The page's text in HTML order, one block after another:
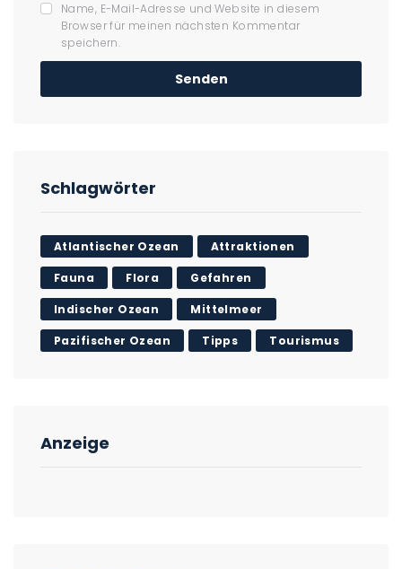
Name, E-Mail-Adresse und Website in diesem
Browser für meinen nächsten Kommentar
speichern.
Schlagwörter
Atlantischer Ozean Attraktionen
Fauna Flora Gefahren
Indischer Ozean Mittelmeer
Pazifischer Ozean Tipps Tourismus
Anzeige